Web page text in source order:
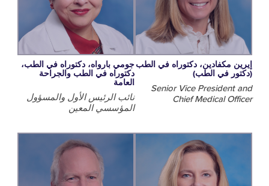
مكفادين، دكتوراه في الطب
في الطب)
Senior Vice
Chief Medical
جومي بارواه، دكتوراه في الطب،
دكتوراه في الطب والجراحة
نائب الرئيس الأول والمسؤول
المؤسسي المعين